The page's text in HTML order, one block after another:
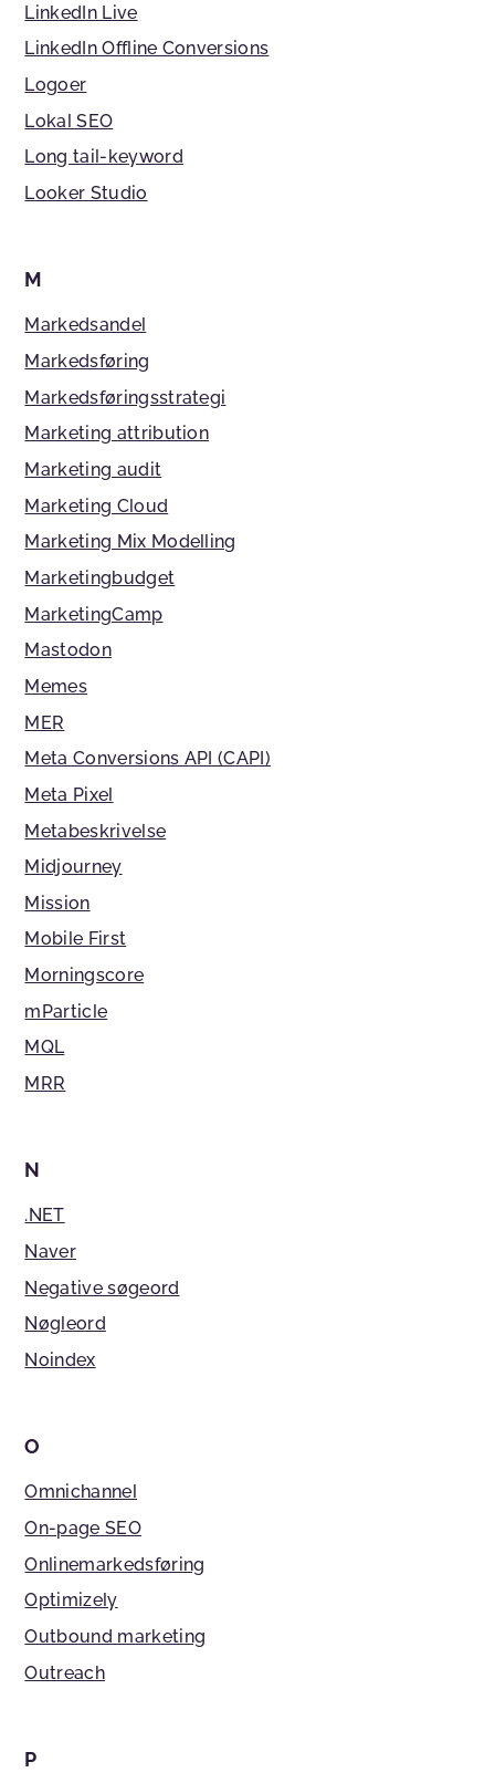
LinkedIn Live
LinkedIn Offline Conversions
Logoer
Lokal SEO
Long tail-keyword
Looker Studio
M
Markedsandel
Markedsføring
Markedsføringsstrategi
Marketing attribution
Marketing audit
Marketing Cloud
Marketing Mix Modelling
Marketingbudget
MarketingCamp
Mastodon
Memes
MER
Meta Conversions API (CAPI)
Meta Pixel
Metabeskrivelse
Midjourney
Mission
Mobile First
Morningscore
mParticle
MQL
MRR
N
.NET
Naver
Negative søgeord
Nøgleord
Noindex
O
Omnichannel
On-page SEO
Onlinemarkedsføring
Optimizely
Outbound marketing
Outreach
P